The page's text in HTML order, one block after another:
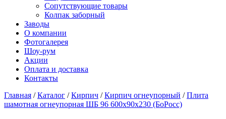
Сопутствующие товары
Колпак заборный
Заводы
О компании
Фотогалерея
Шоу-рум
Акции
Оплата и доставка
Контакты
Главная /Каталог /Кирпич /Кирпич огнеупорный /Плита
шамотная огнеупорная ШБ 96 600х90х230 (БоРосс)